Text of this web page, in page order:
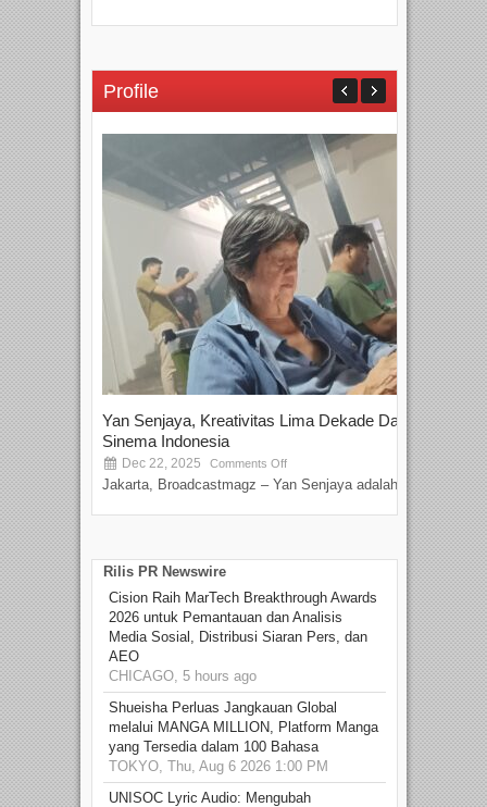
Profile
Yan Senjaya, Kreativitas Lima Dekade Dalam
Sinema Indonesia
Dec 22, 2025 Comments Off
Jakarta, Broadcastmagz – Yan Senjaya adalah...
Rilis PR Newswire
Cision Raih MarTech Breakthrough Awards
2026 untuk Pemantauan dan Analisis
Media Sosial, Distribusi Siaran Pers, dan
AEO
CHICAGO, 5 hours ago
Shueisha Perluas Jangkauan Global
melalui MANGA MILLION, Platform Manga
yang Tersedia dalam 100 Bahasa
TOKYO, Thu, Aug 6 2026 1:00 PM
UNISOC Lyric Audio: Mengubah